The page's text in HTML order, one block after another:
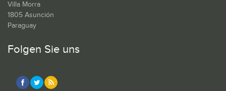
Villa Morra
1805 Asunción
Paraguay
Folgen Sie uns